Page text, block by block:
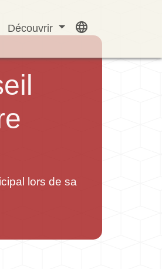
Découvrir language
lors de sa